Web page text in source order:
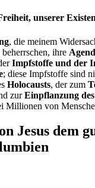
unserer
, die meinem
ihre
Impfstoffe und der
; diese Impfstoffe sind
Holocausts, der zum
zurEinpflanzung
Millionen von
Jesus dem